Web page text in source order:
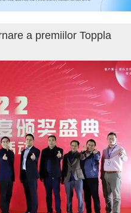
a premiilor Toppla